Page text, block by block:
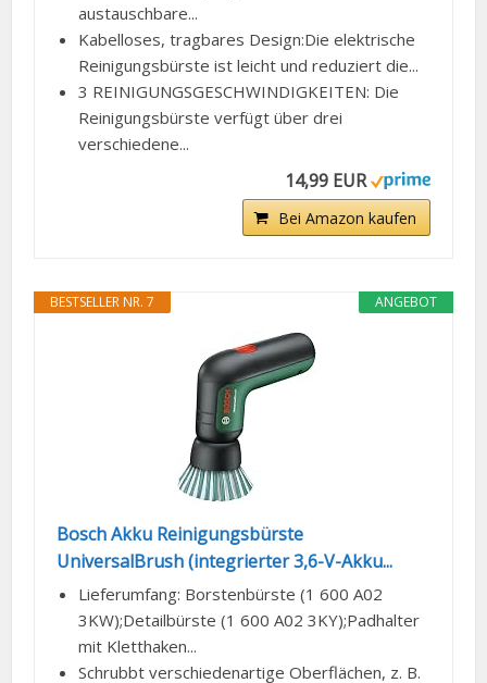
austauschbare...
Kabelloses, tragbares Design:Die elektrische
Reinigungsbürste ist leicht und reduziert die...
3 REINIGUNGSGESCHWINDIGKEITEN: Die
Reinigungsbürste verfügt über drei
verschiedene...
14,99 EUR
Bei Amazon kaufen
ANGEBOT
BESTSELLER NR. 7
Bosch Akku Reinigungsbürste
UniversalBrush (integrierter 3,6-V-Akku...
Lieferumfang: Borstenbürste (1 600 A02
3KW);Detailbürste (1 600 A02 3KY);Padhalter
mit Kletthaken...
Schrubbt verschiedenartige Oberflächen, z. B.